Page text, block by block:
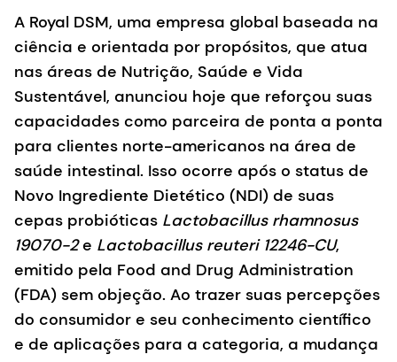
A Royal DSM, uma empresa global baseada na
ciência e orientada por propósitos, que atua
nas áreas de Nutrição, Saúde e Vida
Sustentável, anunciou hoje que reforçou suas
capacidades como parceira de ponta a ponta
para clientes norte-americanos na área de
saúde intestinal. Isso ocorre após o status de
Novo Ingrediente Dietético (NDI) de suas
cepas probióticas Lactobacillus rhamnosus
19070-2e Lactobacillus reuteri 12246-CU,
emitido pela Food and Drug Administration
(FDA) sem objeção. Ao trazer suas percepções
do consumidor e seu conhecimento científico
e de aplicações para a categoria, a mudança